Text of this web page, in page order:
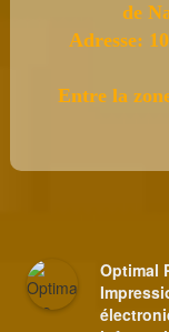
de
Adresse:
Entre la
Optimal